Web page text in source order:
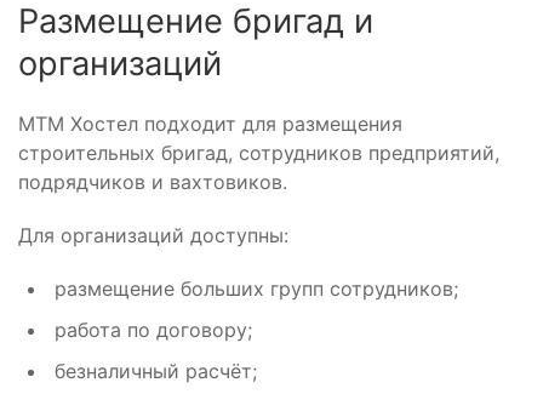
Размещение бригад и
организаций
МТМ Хостел подходит для размещения
строительных бригад, сотрудников предприятий,
подрядчиков и вахтовиков.
Для организаций доступны:
размещение больших групп сотрудников;
работа по договору;
безналичный расчёт;